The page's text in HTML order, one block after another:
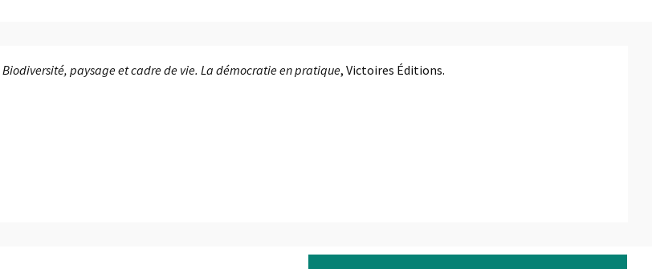
Biodiversité, paysage et cadre de vie. La démocratie en pratique, Victoires Éditions.